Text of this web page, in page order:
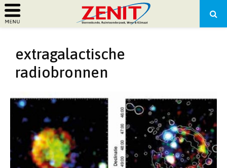
PRIMARY
MENU
extragalactische
radiobronnen